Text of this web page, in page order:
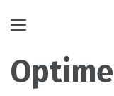
Toggle